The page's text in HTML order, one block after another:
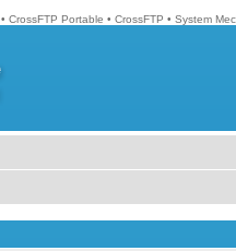
• CrossFTP Portable • CrossFTP • System